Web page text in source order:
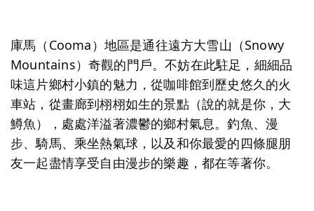
庫馬（Cooma）地區是通往遠方大雪山（Snowy
Mountains）奇觀的門戶。不妨在此駐足，細細品
味這片鄉村小鎮的魅力，從咖啡館到歷史悠久的火
車站，從畫廊到栩栩如生的景點（說的就是你，大
鱒魚），處處洋溢著濃鬱的鄉村氣息。釣魚、漫
步、騎馬、乘坐熱氣球，以及和你最愛的四條腿朋
友一起盡情享受自由漫步的樂趣，都在等著你。